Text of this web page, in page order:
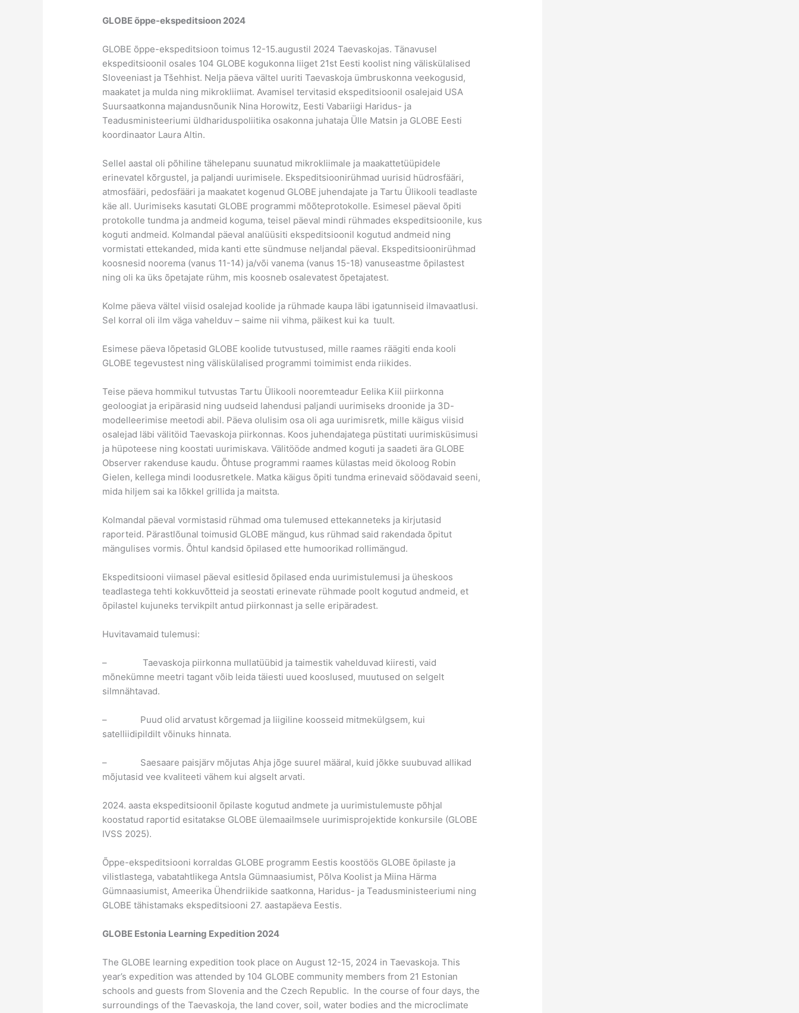
GLOBE õppe-ekspeditsioon 2024
GLOBE õppe-ekspeditsioon toimus 12-15.augustil 2024 Taevaskojas. Tänavusel
ekspeditsioonil osales 104 GLOBE kogukonna liiget 21st Eesti koolist ning väliskülalised
Sloveeniast ja Tšehhist. Nelja päeva vältel uuriti Taevaskoja ümbruskonna veekogusid,
maakatet ja mulda ning mikrokliimat. Avamisel tervitasid ekspeditsioonil osalejaid USA
Suursaatkonna majandusnõunik Nina Horowitz, Eesti Vabariigi Haridus- ja
Teadusministeeriumi üldhariduspoliitika osakonna juhataja Ülle Matsin ja GLOBE Eesti
koordinaator Laura Altin.
Sellel aastal oli põhiline tähelepanu suunatud mikrokliimale ja maakattetüüpidele
erinevatel kõrgustel, ja paljandi uurimisele. Ekspeditsioonirühmad uurisid hüdrosfääri,
atmosfääri, pedosfääri ja maakatet kogenud GLOBE juhendajate ja Tartu Ülikooli teadlaste
käe all. Uurimiseks kasutati GLOBE programmi mõõteprotokolle. Esimesel päeval õpiti
protokolle tundma ja andmeid koguma, teisel päeval mindi rühmades ekspeditsioonile, kus
koguti andmeid. Kolmandal päeval analüüsiti ekspeditsioonil kogutud andmeid ning
vormistati ettekanded, mida kanti ette sündmuse neljandal päeval. Ekspeditsioonirühmad
koosnesid noorema (vanus 11-14) ja/või vanema (vanus 15-18) vanuseastme õpilastest
ning oli ka üks õpetajate rühm, mis koosneb osalevatest õpetajatest.
Kolme päeva vältel viisid osalejad koolide ja rühmade kaupa läbi igatunniseid ilmavaatlusi.
Sel korral oli ilm väga vahelduv – saime nii vihma, päikest kui ka tuult.
Esimese päeva lõpetasid GLOBE koolide tutvustused, mille raames räägiti enda kooli
GLOBE tegevustest ning väliskülalised programmi toimimist enda riikides.
Teise päeva hommikul tutvustas Tartu Ülikooli nooremteadur Eelika Kiil piirkonna
geoloogiat ja eripärasid ning uudseid lahendusi paljandi uurimiseks droonide ja 3D-
modelleerimise meetodi abil. Päeva olulisim osa oli aga uurimisretk, mille käigus viisid
osalejad läbi välitöid Taevaskoja piirkonnas. Koos juhendajatega püstitati uurimisküsimusi
ja hüpoteese ning koostati uurimiskava. Välitööde andmed koguti ja saadeti ära GLOBE
Observer rakenduse kaudu. Õhtuse programmi raames külastas meid ökoloog Robin
Gielen, kellega mindi loodusretkele. Matka käigus õpiti tundma erinevaid söödavaid seeni,
mida hiljem sai ka lõkkel grillida ja maitsta.
Kolmandal päeval vormistasid rühmad oma tulemused ettekanneteks ja kirjutasid
raporteid. Pärastlõunal toimusid GLOBE mängud, kus rühmad said rakendada õpitut
mängulises vormis. Õhtul kandsid õpilased ette humoorikad rollimängud.
Ekspeditsiooni viimasel päeval esitlesid õpilased enda uurimistulemusi ja üheskoos
teadlastega tehti kokkuvõtteid ja seostati erinevate rühmade poolt kogutud andmeid, et
õpilastel kujuneks tervikpilt antud piirkonnast ja selle eripäradest.
Huvitavamaid tulemusi:
– Taevaskoja piirkonna mullatüübid ja taimestik vahelduvad kiiresti, vaid
mõnekümne meetri tagant võib leida täiesti uued kooslused, muutused on selgelt
silmnähtavad.
– Puud olid arvatust kõrgemad ja liigiline koosseid mitmekülgsem, kui
satelliidipildilt võinuks hinnata.
– Saesaare paisjärv mõjutas Ahja jõge suurel määral, kuid jõkke suubuvad allikad
mõjutasid vee kvaliteeti vähem kui algselt arvati.
2024. aasta ekspeditsioonil õpilaste kogutud andmete ja uurimistulemuste põhjal
koostatud raportid esitatakse GLOBE ülemaailmsele uurimisprojektide konkursile (GLOBE
IVSS 2025).
Õppe-ekspeditsiooni korraldas GLOBE programm Eestis koostöös GLOBE õpilaste ja
vilistlastega, vabatahtlikega Antsla Gümnaasiumist, Põlva Koolist ja Miina Härma
Gümnaasiumist, Ameerika Ühendriikide saatkonna, Haridus- ja Teadusministeeriumi ning
GLOBE tähistamaks ekspeditsiooni 27. aastapäeva Eestis.
GLOBE Estonia Learning Expedition 2024
The GLOBE learning expedition took place on August 12-15, 2024 in Taevaskoja. This
year’s expedition was attended by 104 GLOBE community members from 21 Estonian
schools and guests from Slovenia and the Czech Republic. In the course of four days, the
surroundings of the Taevaskoja, the land cover, soil, water bodies and the microclimate